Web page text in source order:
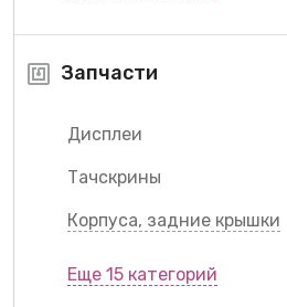
Запчасти
Дисплеи
Тачскрины
Корпуса, задние крышки
Еще 15 категорий